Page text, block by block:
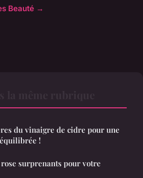
Beauté →
du vinaigre de cidre pour une
!
surprenants pour votre